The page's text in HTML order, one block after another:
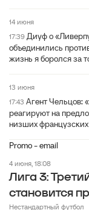
14 июня
17:39 Диуф о
объединились
жизнь я боролся за
13 июня
17:43 Агент Чельцов:
реагируют на
низших
Promo - email
4 июня, 18:08
Лига 3:
становится
Нестандартный футбол